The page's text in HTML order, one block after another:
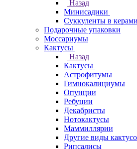
Назад
Минисадики
Суккуленты в
Подарочные упаковки
Моссариумы
Кактусы
Назад
Кактусы
Астрофитумы
Гимнокалициумы
Опунции
Ребуции
Декабристы
Нотокактусы
Маммиллярии
Другие виды
Рипсалисы